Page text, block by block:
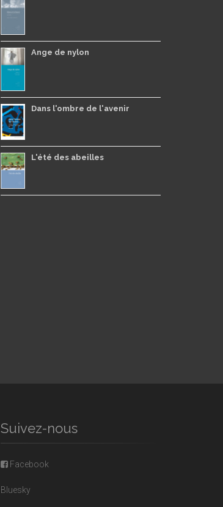
Ange de nylon
Dans l'ombre de l'avenir
L'été des abeilles
Suivez-nous
Facebook
Bluesky